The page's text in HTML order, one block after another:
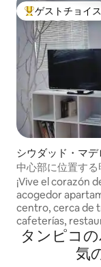
大好評のゲスト
ゲストチョイス
シウダッド・マデ
中心部に位置する
¡Vive el corazón
acogedor
centro, cerca de
cafeterías,
mercados y
anfitriones,
ciudad. Disfruta
タンピコ
気